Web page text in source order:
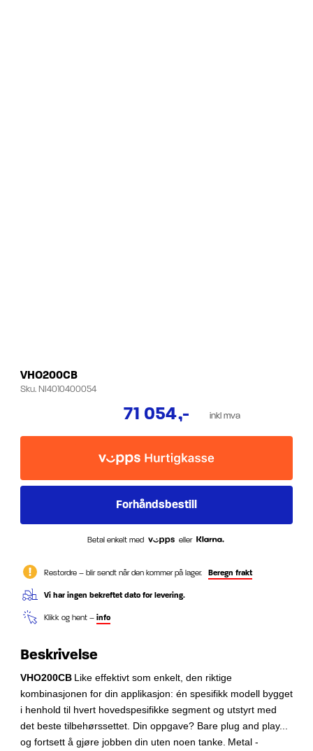
VHO200CB
Sku.NI4010400054
71 054,- inkl mva
Betal enkelt med eller
Restordre – blir sendt når den kommer på lager. Beregn frakt
Vi har ingen bekreftet dato for levering.
Klikk og hent – info
Beskrivelse
VHO200CB Like effektivt som enkelt, den riktige
kombinasjonen for din applikasjon: én spesifikk modell bygget
i henhold til hvert hovedspesifikke segment og utstyrt med
det beste tilbehørssettet. Din oppgave? Bare plug and play...
og fortsett å gjøre jobben din uten noen tanke. Metal -